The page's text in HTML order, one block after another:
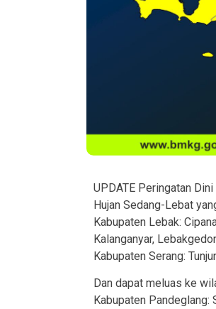
UPDATE Peringatan
Hujan Sedang-Lebat
Kabupaten Lebak:
Kalanganyar,
Kabupaten Serang:
Dan dapat meluas ke
Kabupaten Pandeglang: